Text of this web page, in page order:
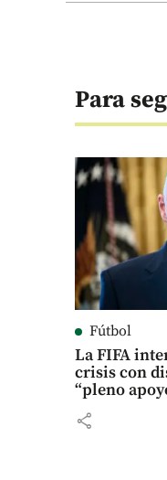
Para
Fútbol
La FIFA
crisis con
“pleno
share